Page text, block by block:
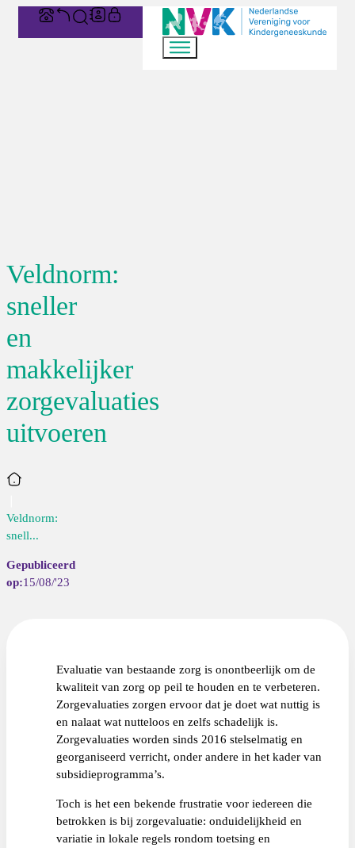
Veldnorm:
sneller
en
makkelijker
zorgevaluaties
uitvoeren
Home
Veldnorm:
snell...
15/08/'23
Evaluatie van bestaande zorg is onontbeerlijk om de
kwaliteit van zorg op peil te houden en te verbeteren.
Zorgevaluaties zorgen ervoor dat je doet wat nuttig is
en nalaat wat nutteloos en zelfs schadelijk is.
Zorgevaluaties worden sinds 2016 stelselmatig en
georganiseerd verricht, onder andere in het kader van
subsidieprogramma’s.
Toch is het een bekende frustratie voor iedereen die
betrokken is bij zorgevaluatie: onduidelijkheid en
variatie in lokale regels rondom toetsing en